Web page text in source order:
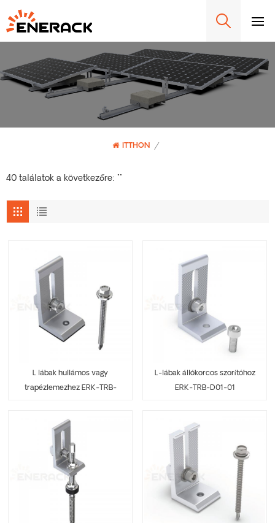
ITTHON /
40 találatok a következőre: ""
L lábak hullámos vagy
trapézlemezhez ERK-TRB-
L-lábak állókorcos szorítóhoz
ERK-TRB-D01-01